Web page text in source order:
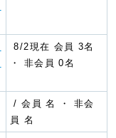
8/2現在 会員 3名
・ 非会員 0名
/ 会員 名 ・ 非会
員 名